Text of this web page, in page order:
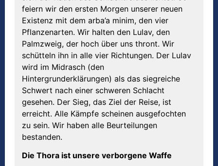
feiern wir den ersten Morgen unserer neuen
Existenz mit dem arba’a minim, den vier
Pflanzenarten. Wir halten den Lulav, den
Palmzweig, der hoch über uns thront. Wir
schütteln ihn in alle vier Richtungen. Der Lulav
wird im Midrasch (den
Hintergrunderklärungen) als das siegreiche
Schwert nach einer schweren Schlacht
gesehen. Der Sieg, das Ziel der Reise, ist
erreicht. Alle Kämpfe scheinen ausgefochten
zu sein. Wir haben alle Beurteilungen
bestanden.
Die Thora ist unsere verborgene Waffe